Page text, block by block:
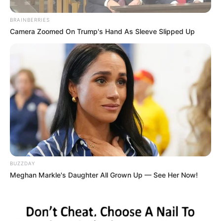
ΕΓΚΕΦΑΛΙΚΟ) ΟΙ ΜΕΤΑΝΑΣΤΕΣ ΔΕΝ ΕΙΝΑΙ
ΕΥΠΡΟΣΔΕΚΤΟΙ!!! ΕΤΣΙ, ΜΠΡΟΣΤΑ ΣΤΑ ΜΑΤΙΑ ΜΑΣ
ΑΠΟΚΑΛΥΠΤΟΝΤΑΙ ΟΛΑ ΤΑ ΑΡΡΩΣΤΗΜΕΝΑ ΣΧΕΔΙΑ
BRAINBERRIES
Camera Zoomed On Trump's Hand As Sleeve Slipped Up
BUZZDAY
Meghan Markle's Daughter All Grown Up — See Her Now!